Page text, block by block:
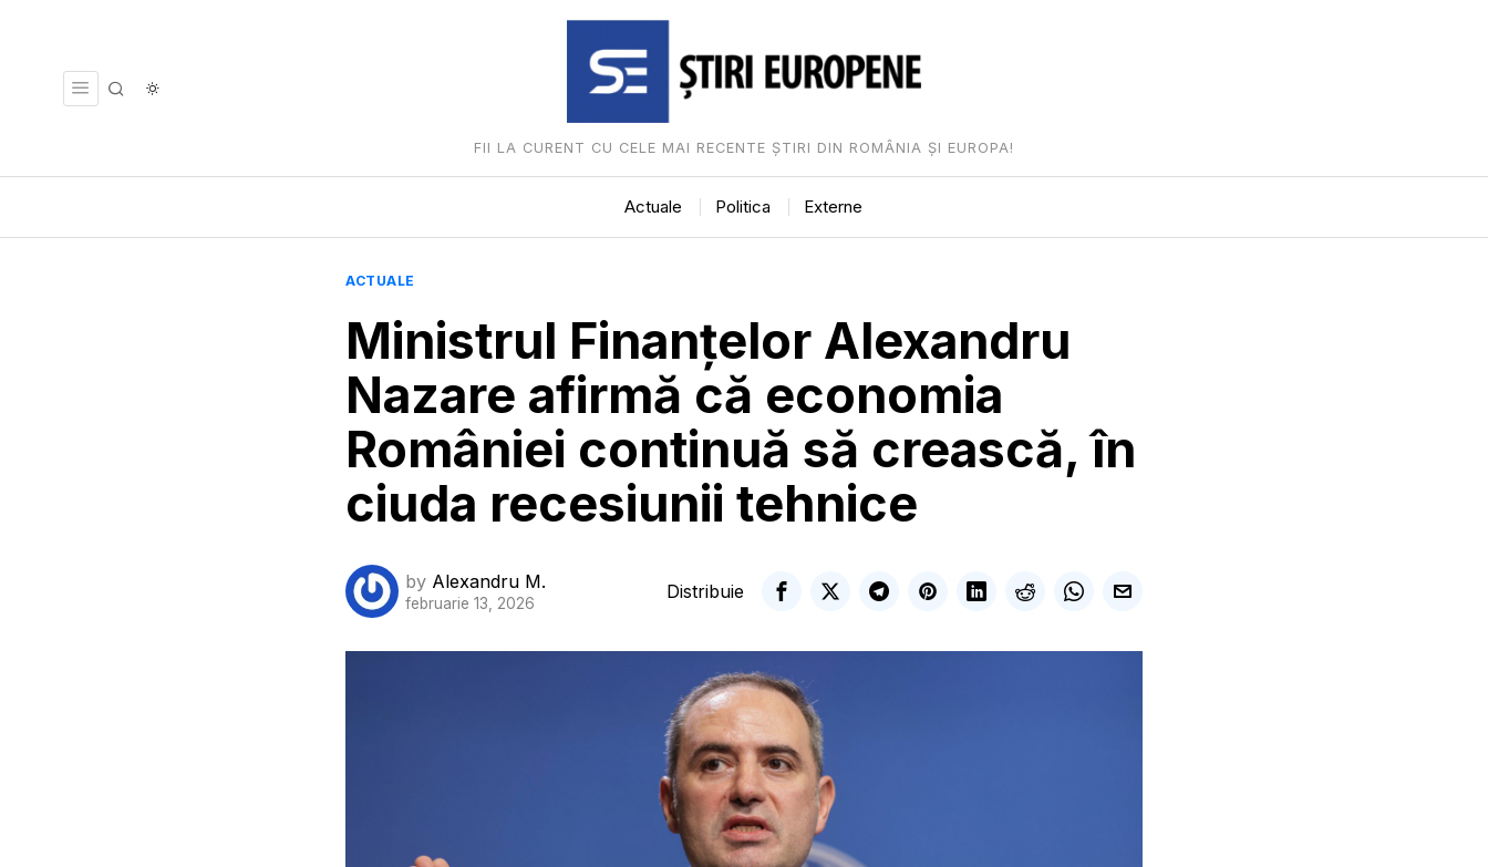
FII LA CURENT CU CELE MAI RECENTE ȘTIRI DIN ROMÂNIA ȘI EUROPA!
Actuale Politica Externe
ACTUALE
Ministrul Finanțelor Alexandru
Nazare afirmă că economia
României continuă să crească, în
ciuda recesiunii tehnice
by Alexandru M.
februarie 13, 2026
Distribuie